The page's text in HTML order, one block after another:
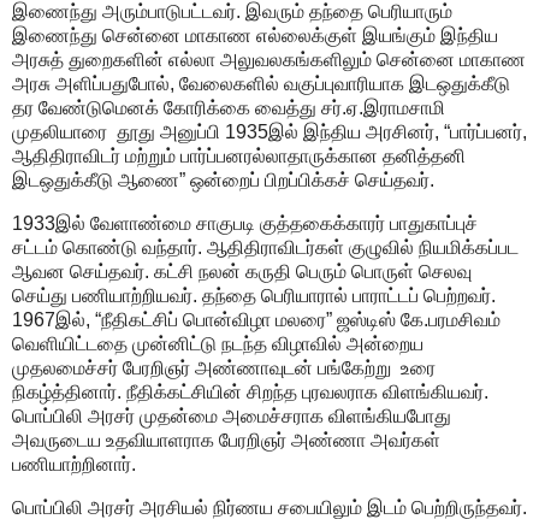
இணைந்து அரும்பாடுபட்டவர். இவரும் தந்தை பெரியாரும்
இணைந்து சென்னை மாகாண எல்லைக்குள் இயங்கும் இந்திய
அரசுத் துறைகளின் எல்லா அலுவலகங்களிலும் சென்னை மாகாண
அரசு அளிப்பதுபோல், வேலைகளில் வகுப்புவாரியாக இடஒதுக்கீடு
தர வேண்டுமெனக் கோரிக்கை வைத்து சர்.ஏ.இராமசாமி
முதலியாரை தூது அனுப்பி 1935இல் இந்திய அரசினர், “பார்ப்பனர்,
ஆதிதிராவிடர் மற்றும் பார்ப்பனரல்லாதாருக்கான தனித்தனி
இடஒதுக்கீடு ஆணை” ஒன்றைப் பிறப்பிக்கச் செய்தவர்.
1933இல் வேளாண்மை சாகுபடி குத்தகைக்காரர் பாதுகாப்புச்
சட்டம் கொண்டு வந்தார். ஆதிதிராவிடர்கள் குழுவில் நியமிக்கப்பட
ஆவன செய்தவர். கட்சி நலன் கருதி பெரும் பொருள் செலவு
செய்து பணியாற்றியவர். தந்தை பெரியாரால் பாராட்டப் பெற்றவர்.
1967இல், “நீதிகட்சிப் பொன்விழா மலரை” ஜஸ்டிஸ் கே.பரமசிவம்
வெளியிட்டதை முன்னிட்டு நடந்த விழாவில் அன்றைய
முதலமைச்சர் பேரறிஞர் அண்ணாவுடன் பங்கேற்று உரை
நிகழ்த்தினார். நீதிக்கட்சியின் சிறந்த புரவலராக விளங்கியவர்.
பொப்பிலி அரசர் முதன்மை அமைச்சராக விளங்கியபோது
அவருடைய உதவியாளராக பேரறிஞர் அண்ணா அவர்கள்
பணியாற்றினார்.
பொப்பிலி அரசர் அரசியல் நிர்ணய சபையிலும் இடம் பெற்றிருந்தவர்.